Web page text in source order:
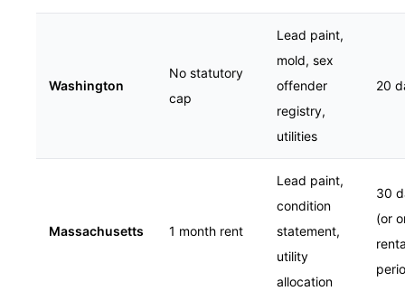
Washington
No statutory
cap
Lead paint,
mold, sex
offender
registry,
utilities
20
Massachusetts 1 month rent
Lead paint,
condition
statement,
utility
allocation
30
(or